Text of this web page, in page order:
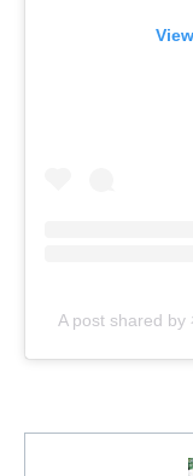
A post shared by